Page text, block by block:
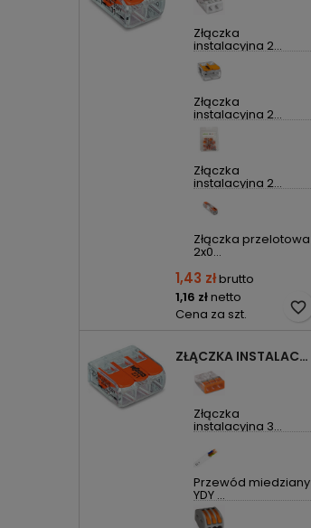
Złączka
instalacyjna 2...
Złączka
instalacyjna 2...
Złączka
instalacyjna 2...
Złączka przelotowa
2x0...
1,43 złbrutto
1,16 złnetto
Cena za szt.
favorite_border
ZŁĄCZKA INSTALACYJNA 3X UNIWERSALNA COMPACT 221-413 WAGO
Złączka
instalacyjna 3...
Przewód miedziany
YDY ...